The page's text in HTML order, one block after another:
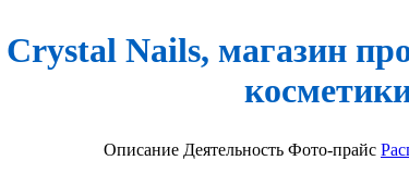
Crystal Nails, магазин
Описание Деятельность Фото-прайс